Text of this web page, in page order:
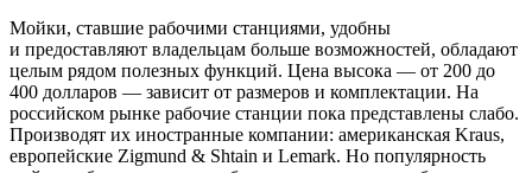
Мойки, ставшие рабочими станциями, удобны
и предоставляют владельцам больше возможностей, обладают
целым рядом полезных функций. Цена высока — от 200 до
400 долларов — зависит от размеров и комплектации. На
российском рынке рабочие станции пока представлены слабо.
Производят их иностранные компании: американская Kraus,
европейские Zigmund & Shtain и Lemark. Но популярность